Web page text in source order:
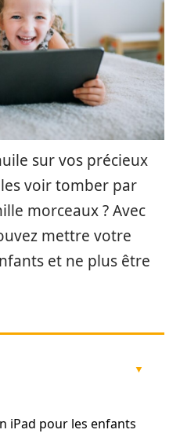
sur vos précieux
voir tomber par
morceaux ? Avec
mettre votre
et ne plus être
iPad pour les enfants